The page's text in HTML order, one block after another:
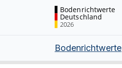
Bodenrichtwerte
Deutschland
2026
Bodenrichtwerte